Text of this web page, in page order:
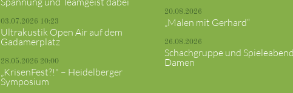
03.07.2026 10:23
Ultrakustik Open Air auf dem
Gadamerplatz
28.05.2026 20:00
„KrisenFest?!" – Heidelberger
Symposium
20.08.2026
„Malen mit Gerhard“
26.08.2026
Schachgruppe und Spieleabend
Damen